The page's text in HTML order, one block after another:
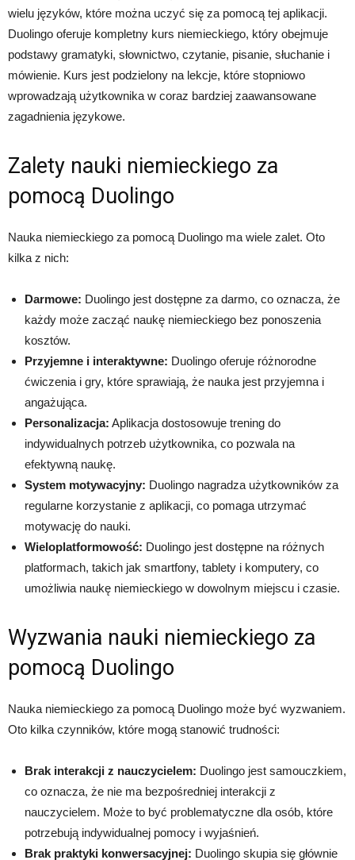
wielu języków, które można uczyć się za pomocą tej aplikacji.
Duolingo oferuje kompletny kurs niemieckiego, który obejmuje
podstawy gramatyki, słownictwo, czytanie, pisanie, słuchanie i
mówienie. Kurs jest podzielony na lekcje, które stopniowo
wprowadzają użytkownika w coraz bardziej zaawansowane
zagadnienia językowe.
Zalety nauki niemieckiego za
pomocą Duolingo
Nauka niemieckiego za pomocą Duolingo ma wiele zalet. Oto
kilka z nich:
Darmowe: Duolingo jest dostępne za darmo, co oznacza, że
każdy może zacząć naukę niemieckiego bez ponoszenia
kosztów.
Przyjemne i interaktywne: Duolingo oferuje różnorodne
ćwiczenia i gry, które sprawiają, że nauka jest przyjemna i
angażująca.
Personalizacja: Aplikacja dostosowuje trening do
indywidualnych potrzeb użytkownika, co pozwala na
efektywną naukę.
System motywacyjny: Duolingo nagradza użytkowników za
regularne korzystanie z aplikacji, co pomaga utrzymać
motywację do nauki.
Wieloplatformowość: Duolingo jest dostępne na różnych
platformach, takich jak smartfony, tablety i komputery, co
umożliwia naukę niemieckiego w dowolnym miejscu i czasie.
Wyzwania nauki niemieckiego za
pomocą Duolingo
Nauka niemieckiego za pomocą Duolingo może być wyzwaniem.
Oto kilka czynników, które mogą stanowić trudności:
Brak interakcji z nauczycielem: Duolingo jest samouczkiem,
co oznacza, że nie ma bezpośredniej interakcji z
nauczycielem. Może to być problematyczne dla osób, które
potrzebują indywidualnej pomocy i wyjaśnień.
Brak praktyki konwersacyjnej: Duolingo skupia się głównie